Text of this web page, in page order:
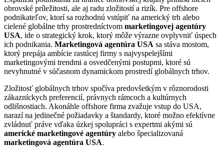
obrovské príležitosti, ale aj radu zložitostí a rizík. Pre offshore
podnikateľov, ktorí sa rozhodnú vstúpiť na americký trh alebo
cielené globálne trhy prostredníctvom marketingovej agentúry
USA, ide o strategický krok, ktorý môže výrazne ovplyvniť úspech
ich podnikania. Marketingová agentúra USA sa stáva mostom,
ktorý prepája ambície rastúcej firmy s najvyspelejšími
marketingovými trendmi a osvedčenými postupmi, ktoré sú
nevyhnutné v súčasnom dynamickom prostredí globálnych trhov.
Zložitosť globálnych trhov spočíva predovšetkým v rôznorodosti
zákazníckych preferencií, právnych rámcoch a kultúrnych
odlišnostiach. Akonáhle offshore firma zvažuje vstup do USA,
narazí na jedinečné požiadavky a štandardy, ktoré možno efektívne
zvládnuť práve vďaka úzkej spolupráci s expertmi akými sú
americké marketingové agentúry alebo špecializovaná
marketingová agentúra USA.